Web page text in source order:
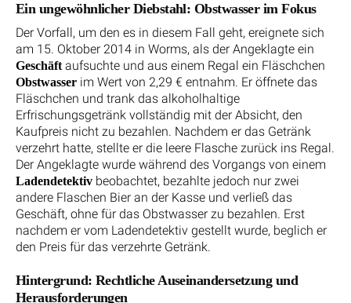
Ein ungewöhnlicher Diebstahl: Obstwasser im Fokus
Der Vorfall, um den es in diesem Fall geht, ereignete sich
am 15. Oktober 2014 in Worms, als der Angeklagte ein
Geschäftaufsuchte und aus einem Regal ein Fläschchen
Obstwasser im Wert von 2,29 € entnahm. Er öffnete das
Fläschchen und trank das alkoholhaltige
Erfrischungsgetränk vollständig mit der Absicht, den
Kaufpreis nicht zu bezahlen. Nachdem er das Getränk
verzehrt hatte, stellte er die leere Flasche zurück ins Regal.
Der Angeklagte wurde während des Vorgangs von einem
Ladendetektiv beobachtet, bezahlte jedoch nur zwei
andere Flaschen Bier an der Kasse und verließ das
Geschäft, ohne für das Obstwasser zu bezahlen. Erst
nachdem er vom Ladendetektiv gestellt wurde, beglich er
den Preis für das verzehrte Getränk.
Hintergrund: Rechtliche Auseinandersetzung und
Herausforderungen